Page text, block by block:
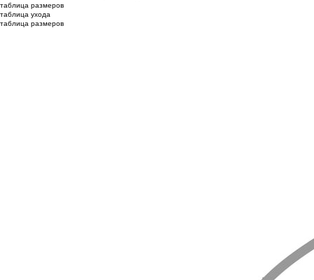
таблица размеров
таблица ухода
таблица размеров